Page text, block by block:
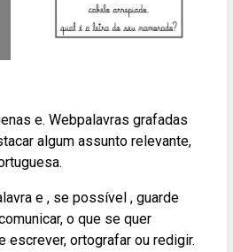
e. Webpalavras grafadas
algum assunto relevante,
e , se possível , guarde
o que se quer
ortografar ou redigir.